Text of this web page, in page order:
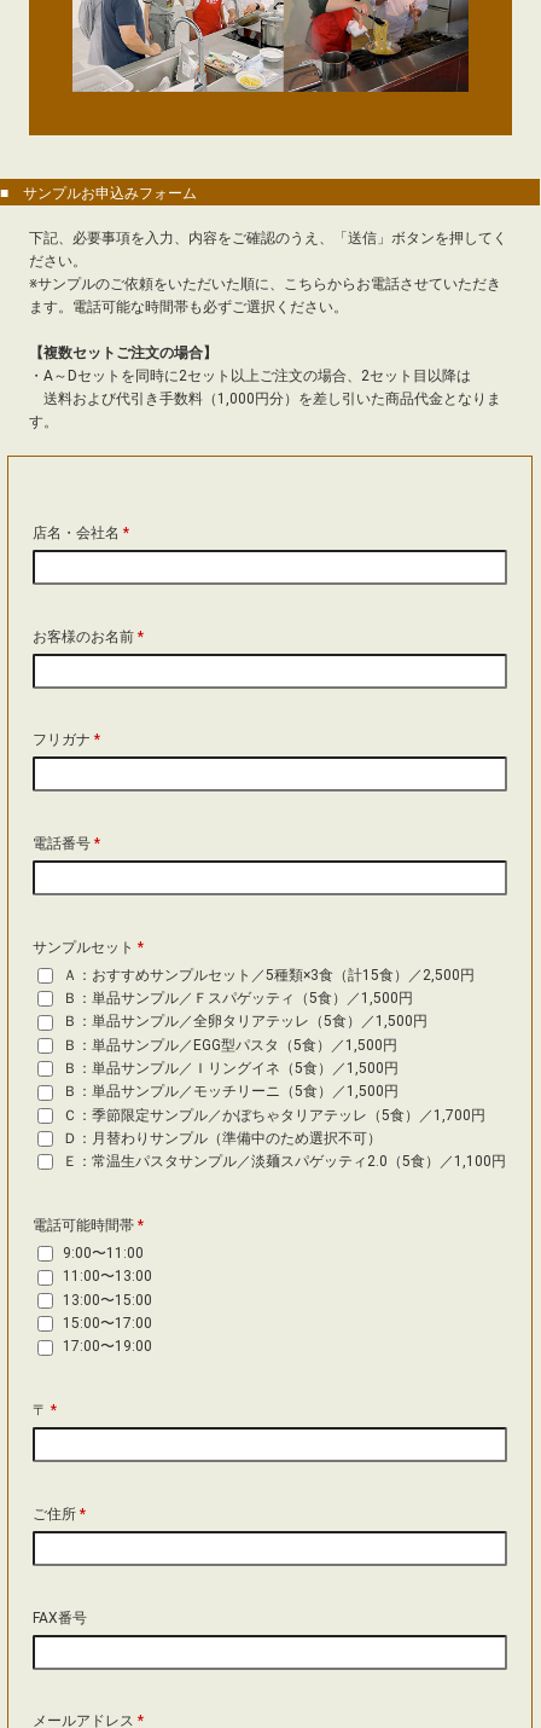
■ サンプルお申込みフォーム
下記、必要事項を入力、内容をご確認のうえ、「送信」ボタンを押してく
ださい。
※サンプルのご依頼をいただいた順に、こちらからお電話させていただき
ます。電話可能な時間帯も必ずご選択ください。
【複数セットご注文の場合】
・A～Dセットを同時に2セット以上ご注文の場合、2セット目以降は
送料および代引き手数料（1,000円分）を差し引いた商品代金となりま
す。
店名・会社名*
お客様のお名前*
フリガナ*
電話番号*
サンプルセット*
Ａ：おすすめサンプルセット／5種類×3食（計15食）／2,500円
Ｂ：単品サンプル／Ｆスパゲッティ（5食）／1,500円
Ｂ：単品サンプル／全卵タリアテッレ（5食）／1,500円
Ｂ：単品サンプル／EGG型パスタ（5食）／1,500円
Ｂ：単品サンプル／Ｉリングイネ（5食）／1,500円
Ｂ：単品サンプル／モッチリーニ（5食）／1,500円
Ｃ：季節限定サンプル／かぼちゃタリアテッレ（5食）／1,700円
Ｄ：月替わりサンプル（準備中のため選択不可）
Ｅ：常温生パスタサンプル／淡麺スパゲッティ2.0（5食）／1,100円
電話可能時間帯*
9:00〜11:00
11:00〜13:00
13:00〜15:00
15:00〜17:00
17:00〜19:00
〒*
ご住所*
FAX番号
メールアドレス*